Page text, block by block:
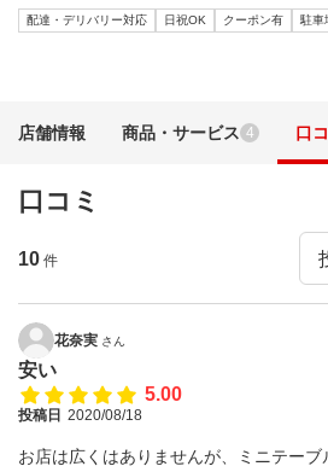
配達・デリバリー対応 日祝OK クーポン有 駐車
店舗情報 商品・サービス 4 口
口コミ
10 件
花奈実 さん
安い
5.00
投稿日 2020/08/18
お店は広くはありませんが、ミニテー